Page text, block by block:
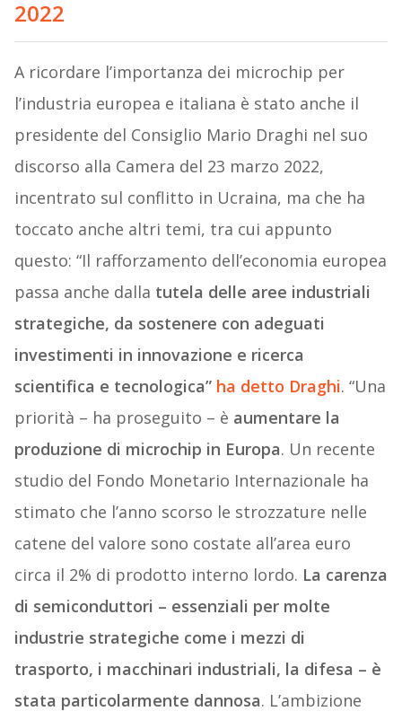
2022
A ricordare l’importanza dei microchip per
l’industria europea e italiana è stato anche il
presidente del Consiglio Mario Draghi nel suo
discorso alla Camera del 23 marzo 2022,
incentrato sul conflitto in Ucraina, ma che ha
toccato anche altri temi, tra cui appunto
questo: “Il rafforzamento dell’economia europea
passa anche dalla tutela delle aree industriali
strategiche, da sostenere con adeguati
investimenti in innovazione e ricerca
scientifica e tecnologica” ha detto Draghi. “Una
priorità – ha proseguito – è aumentare la
produzione di microchip in Europa. Un recente
studio del Fondo Monetario Internazionale ha
stimato che l’anno scorso le strozzature nelle
catene del valore sono costate all’area euro
circa il 2% di prodotto interno lordo. La carenza
di semiconduttori – essenziali per molte
industrie strategiche come i mezzi di
trasporto, i macchinari industriali, la difesa – è
stata particolarmente dannosa. L’ambizione